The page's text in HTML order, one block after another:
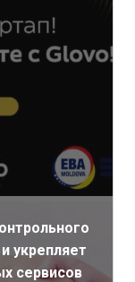
укрепляет
сервисов